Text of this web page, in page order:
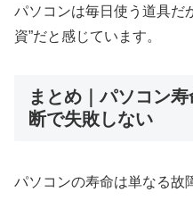
パソコンは毎日使う道具だ
資”だと感じています。
まとめ｜パソコン
断で失敗しない
パソコンの寿命は単なる故